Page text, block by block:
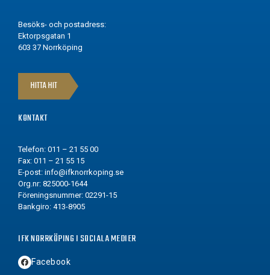
Besöks- och postadress:
Ektorpsgatan 1
603 37 Norrköping
HITTA HIT
KONTAKT
Telefon: 011 – 21 55 00
Fax: 011 – 21 55 15
E-post: info@ifknorrkoping.se
Org.nr: 825000-1644
Föreningsnummer: 02291-15
Bankgiro: 413-8905
IFK NORRKÖPING I SOCIALA MEDIER
Facebook